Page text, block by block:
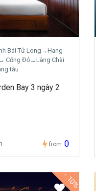
Bái Tử Long→Hang
Cống Đỏ→Làng Chài
tàu
Bay 3 ngày 2
from 0
-
10%